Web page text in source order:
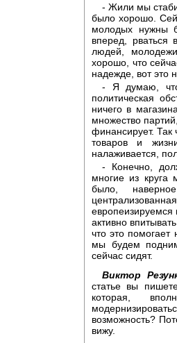
- Жили мы
было хорошо.
молодых нужны
вперед, рваться
людей,
хорошо, что
надежде, вот это
- Я думаю,
политическая
ничего в
множество
финансирует. Так
товаров и
налаживается,
- Конечно,
многие из
было,
европеизируемся
активно
что это
мы будем
сейчас сидят.
Виктор
статье вы
которая,
возможность?
вижу.